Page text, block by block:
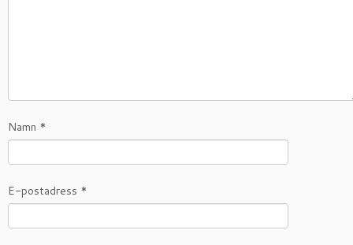
Namn *
E-postadress *